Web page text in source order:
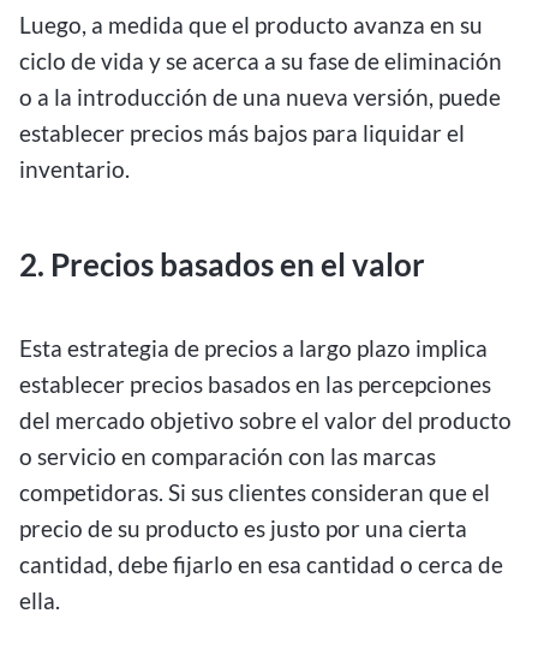
Luego, a medida que el producto avanza en su
ciclo de vida y se acerca a su fase de eliminación
o a la introducción de una nueva versión, puede
establecer precios más bajos para liquidar el
inventario.
2. Precios basados en el valor
Esta estrategia de precios a largo plazo implica
establecer precios basados en las percepciones
del mercado objetivo sobre el valor del producto
o servicio en comparación con las marcas
competidoras. Si sus clientes consideran que el
precio de su producto es justo por una cierta
cantidad, debe fijarlo en esa cantidad o cerca de
ella.